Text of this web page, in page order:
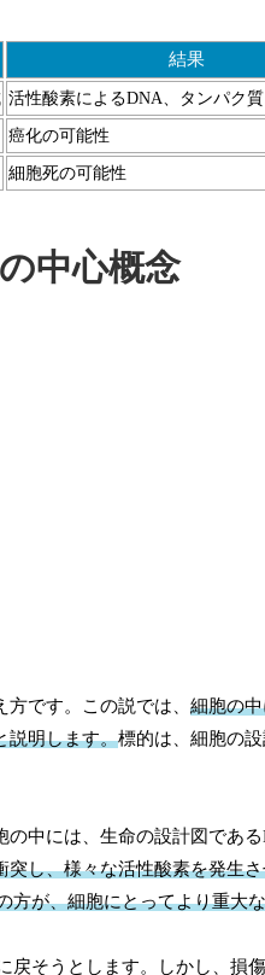
結果
活性酸素によるDNA、タンパク
癌化の可能性
細胞死の可能性
中心概念
です。この説では、 細胞の
説明します。標的は、細胞の
中には、生命の設計図であ
し、様々な活性酸素を発生
が、細胞にとってより重大
そうとします。しかし、損